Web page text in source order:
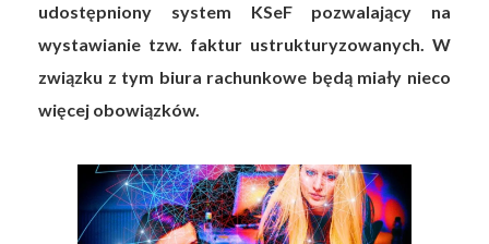
udostępniony system KSeF pozwalający na
wystawianie tzw. faktur ustrukturyzowanych. W
związku z tym biura rachunkowe będą miały nieco
więcej obowiązków.